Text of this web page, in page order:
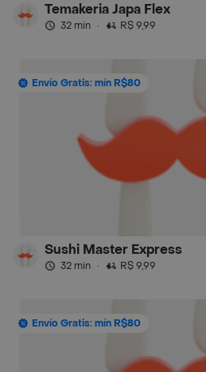
Temakeria Japa Flex
32 min · R$ 9,99
Envío Gratis: mín R$80
Sushi Master Express
32 min · R$ 9,99
Envío Gratis: mín R$80